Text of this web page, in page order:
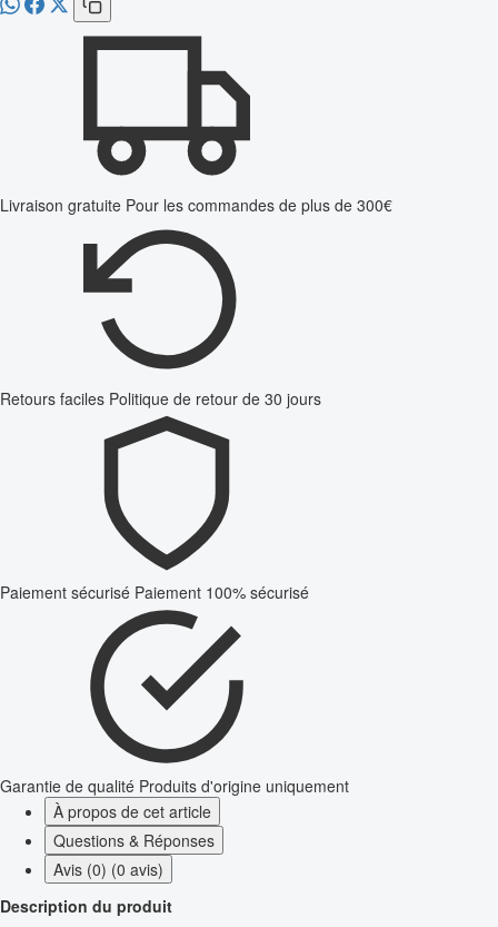
Livraison gratuite Pour les commandes de plus de 300€
Retours faciles Politique de retour de 30 jours
Paiement sécurisé Paiement 100% sécurisé
Garantie de qualité Produits d'origine uniquement
À propos de cet article
Questions & Réponses
Avis (0) (0 avis)
Description du produit